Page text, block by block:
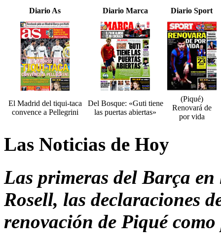
Diario As Diario Marca Diario Sport
El Madrid del tiqui-taca
convence a Pellegrini
Del Bosque: «Guti tiene
las puertas abiertas»
(Piqué)
Renovará de
por vida
Las Noticias de Hoy
Las primeras del Barça
Rosell, las declaraciones
renovación de Piqué